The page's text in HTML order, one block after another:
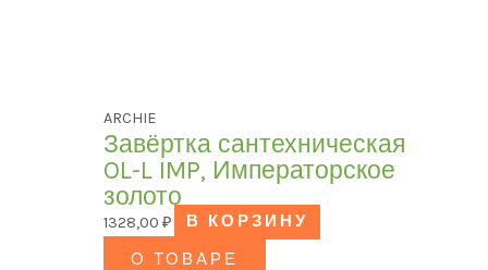
ARCHIE
Завёртка сантехническая
OL-L IMP, Императорское
золото
1328,00₽
В КОРЗИНУ
О ТОВАРЕ